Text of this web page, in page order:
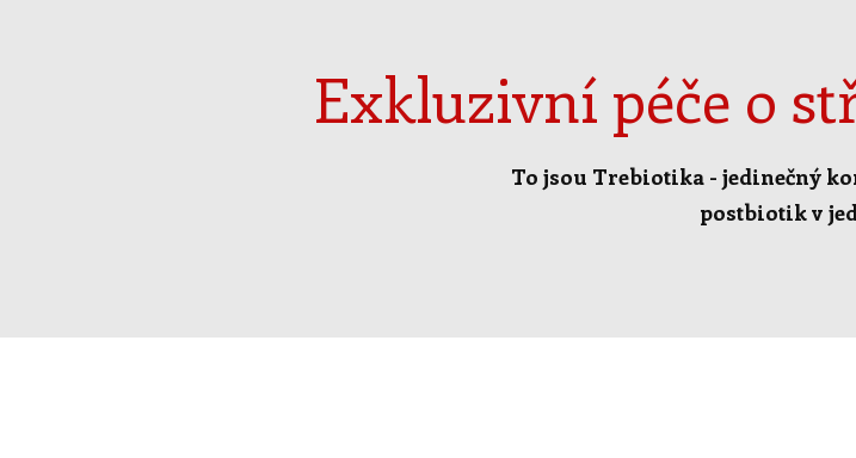
Exkluzivní péče o
To jsou Trebiotika - jedinečný
postbiotik v